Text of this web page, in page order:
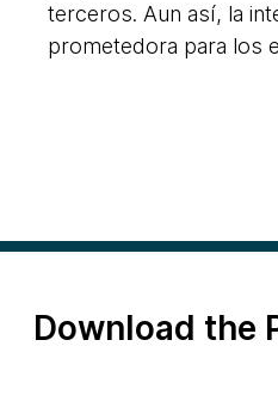
terceros. Aun así, la
prometedora para los
Download the